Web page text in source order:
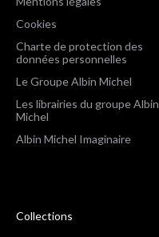
Cookies
Charte de protection des
données personnelles
Le Groupe Albin Michel
Les librairies du groupe Albin
Michel
Albin Michel Imaginaire
Collections